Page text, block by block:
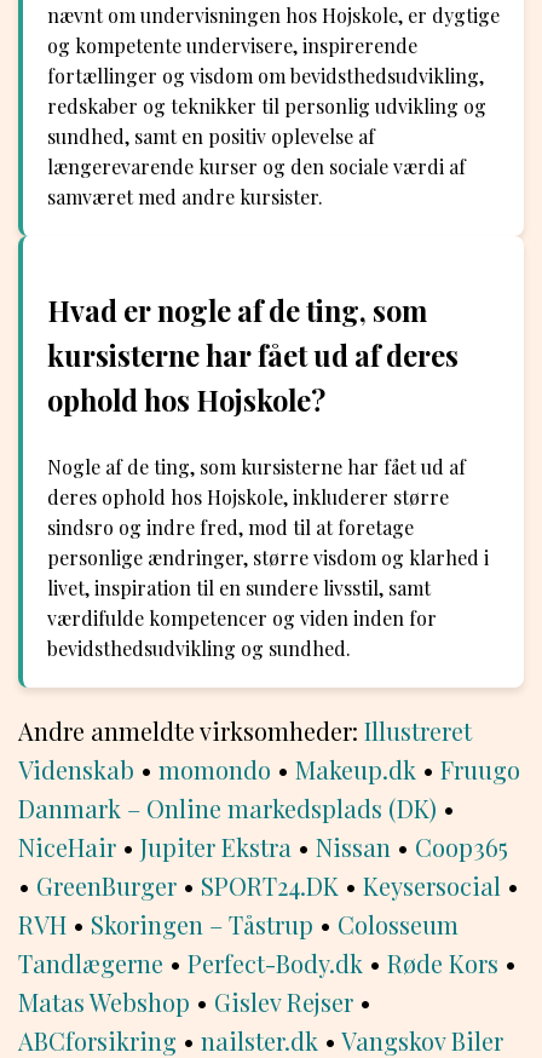
nævnt om undervisningen hos Hojskole, er dygtige
og kompetente undervisere, inspirerende
fortællinger og visdom om bevidsthedsudvikling,
redskaber og teknikker til personlig udvikling og
sundhed, samt en positiv oplevelse af
længerevarende kurser og den sociale værdi af
samværet med andre kursister.
Hvad er nogle af de ting, som
kursisterne har fået ud af deres
ophold hos Hojskole?
Nogle af de ting, som kursisterne har fået ud af
deres ophold hos Hojskole, inkluderer større
sindsro og indre fred, mod til at foretage
personlige ændringer, større visdom og klarhed i
livet, inspiration til en sundere livsstil, samt
værdifulde kompetencer og viden inden for
bevidsthedsudvikling og sundhed.
Andre anmeldte virksomheder: Illustreret
Videnskab • momondo • Makeup.dk • Fruugo
Danmark – Online markedsplads (DK) •
NiceHair • Jupiter Ekstra • Nissan • Coop365
• GreenBurger • SPORT24.DK • Keysersocial •
RVH • Skoringen – Tåstrup • Colosseum
Tandlægerne • Perfect-Body.dk • Røde Kors •
Matas Webshop • Gislev Rejser •
ABCforsikring • nailster.dk • Vangskov Biler